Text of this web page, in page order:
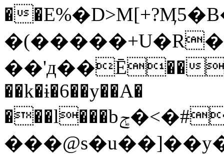
�
��'д��Ē��
��k�ɨ�6��y��A�
���l���bݮ�<�#Y�\2qZJ�lC���E�bE'~��I���ǜ��@h�)�<